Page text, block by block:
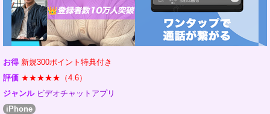
お得 新規300ポイント特典付き
評価 ★★★★★（4.6）
ジャンル ビデオチャットアプリ
iPhone